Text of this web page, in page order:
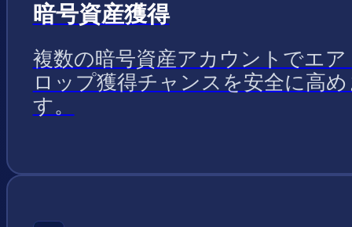
暗号資産獲得
複数の暗号資産アカウントでエア
ロップ獲得チャンスを安全に高め
す。